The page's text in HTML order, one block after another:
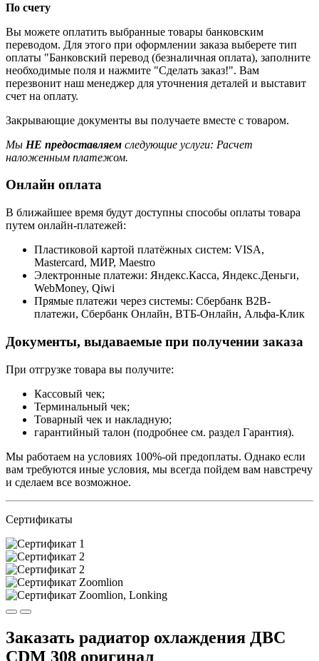
По счету
Вы можете оплатить выбранные товары банковским
переводом. Для этого при оформлении заказа выберете тип
оплаты "Банковский перевод (безналичная оплата), заполните
необходимые поля и нажмите "Сделать заказ!". Вам
перезвонит наш менеджер для уточнения деталей и выставит
счет на оплату.
Закрывающие документы вы получаете вместе с товаром.
Мы НЕ предоставляем следующие услуги: Расчет
наложенным платежом.
Онлайн оплата
В ближайшее время будут доступны способы оплаты товара
путем онлайн-платежей:
Пластиковой картой платёжных систем: VISA,
Mastercard, МИР, Maestrо
Электронные платежи: Яндекс.Касса, Яндекс.Деньги,
WebMoney, Qiwi
Прямые платежи через системы: Сбербанк B2B-
платежи, Сбербанк Онлайн, ВТБ-Онлайн, Альфа-Клик
Документы, выдаваемые при получении заказа
При отгрузке товара вы получите:
Кассовый чек;
Терминальный чек;
Товарный чек и накладную;
гарантийный талон (подробнее см. раздел Гарантия).
Мы работаем на условиях 100%-ой предоплаты. Однако если
вам требуются иные условия, мы всегда пойдем вам навстречу
и сделаем все возможное.
Сертификаты
Заказать радиатор охлаждения ДВС
CDM 308 оригинал